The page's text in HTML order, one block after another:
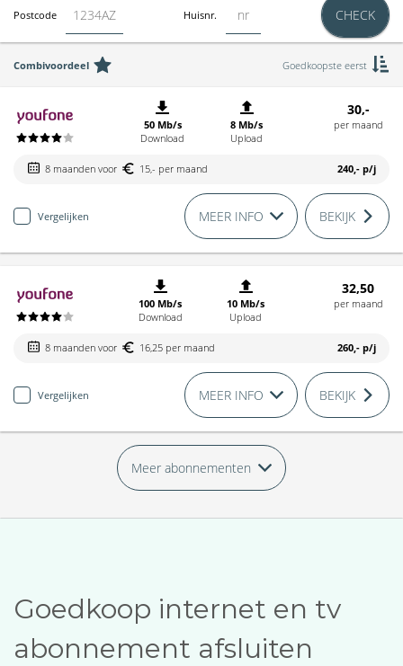
Postcode Huisnr. CHECK
Combivoordeel Goedkoopste eerst
50 Mb/s
Download
8 Mb/s
Upload
30,-
per maand
8 maanden voor 15,- per maand 240,- p/j
Vergelijken MEER INFO BEKIJK
100 Mb/s
Download
10 Mb/s
Upload
32,50
per maand
8 maanden voor 16,25 per maand 260,- p/j
Vergelijken MEER INFO BEKIJK
Meer abonnementen
Goedkoop internet en tv
abonnement afsluiten